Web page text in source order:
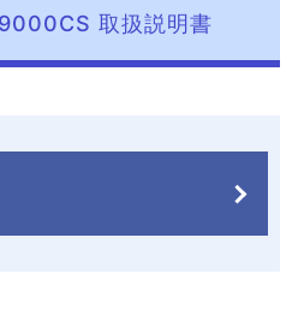
取扱説明書